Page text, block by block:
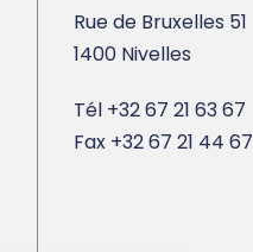
Rue de Bruxelles 51
1400 Nivelles
Tél +32 67 21 63 67
Fax +32 67 21 44 67